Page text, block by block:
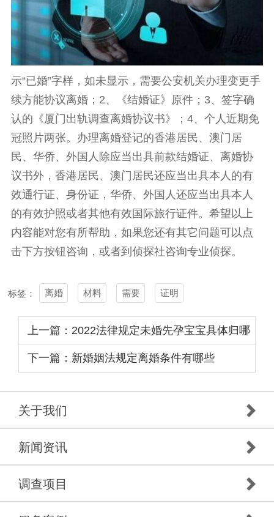
示“已婚”字样，如未显示，需要公安机关办理变更手
续方能协议离婚；2、《结婚证》原件；3、签字确
认的《厦门出轨调查离婚协议书》；4、个人近期免
冠照片两张。办理离婚登记的香港居民、澳门居
民、华侨、外国人除应当出具前款结婚证、离婚协
议书外，香港居民、澳门居民还应当出具本人的有
效通行证、身份证，华侨、外国人还应当出具本人
的有效护照或者其他有效国际旅行证件。希望以上
内容能对您有所帮助，如果您还有其它问题可以点
击下方按钮咨询，或者到侦探社咨询专业侦探。
标签： 离婚 材料 需要 证明
上一篇：2022法律规定未婚先孕宝宝具体归哪
一方抚养
下一篇：新婚姻法规定离婚条件有哪些
关于我们
新闻资讯
调查项目